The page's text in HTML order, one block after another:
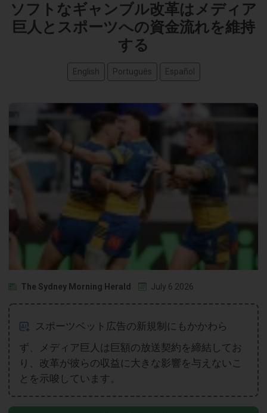
ソフトなギャンブル改革はメディア
巨人とスポーツへの資金流れを維持
する
English Português Español
The Sydney Morning Herald July 6 2026
スポーツベット広告の新規制にもかかわら
ず、メディア巨人は巨額の放送契約を締結してお
り、改革が彼らの収益に大きな影響を与えないこ
とを示唆しています。